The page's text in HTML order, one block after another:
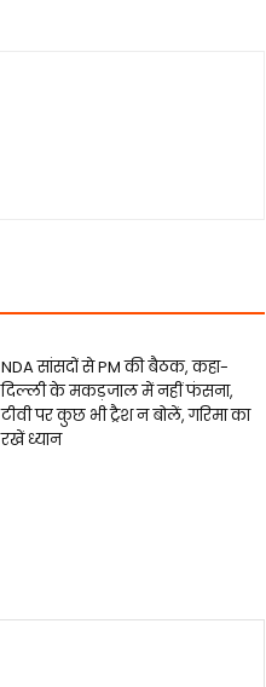
NDA सांसदों से PM की बैठक, कहा-
दिल्ली के मकड़जाल में नहीं फंसना,
टीवी पर कुछ भी ट्रैश न बोलें, गरिमा का
रखें ध्यान